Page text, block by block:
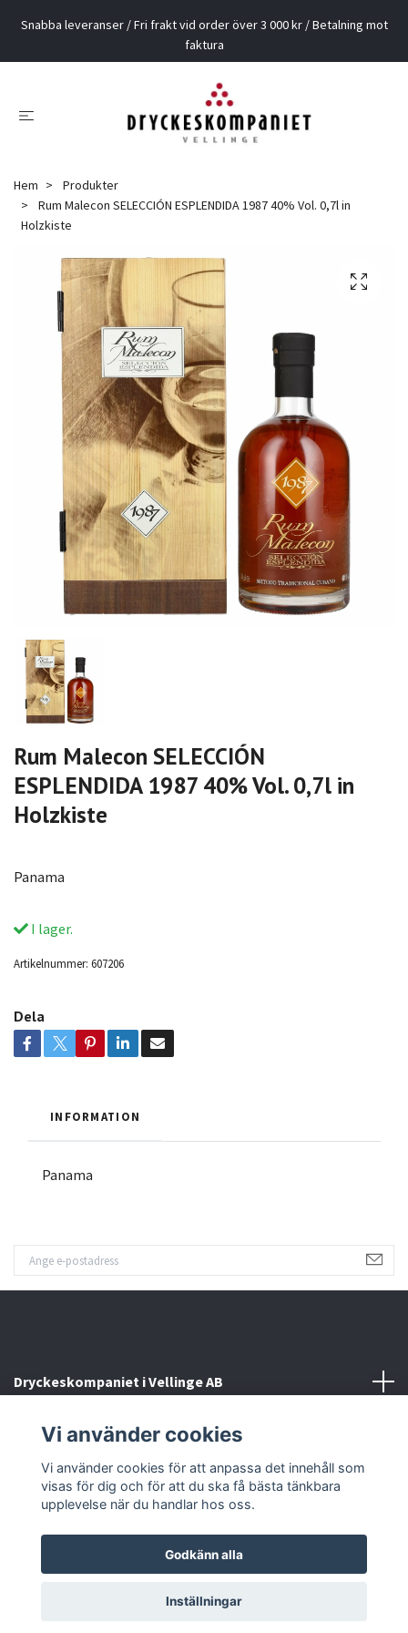
Snabba leveranser / Fri frakt vid order över 3 000 kr / Betalning mot
faktura
Hem
Produkter
Rum Malecon SELECCIÓN ESPLENDIDA 1987 40% Vol. 0,7l in
Holzkiste
Rum Malecon SELECCIÓN
ESPLENDIDA 1987 40% Vol. 0,7l in
Holzkiste
Panama
I lager.
Artikelnummer: 607206
Dela
INFORMATION
Panama
Dryckeskompaniet i Vellinge AB
Kontakta oss
Sociala medier
© 2026 Dryckeskompaniet i Vellinge
Vi använder cookies
Vi använder cookies för att anpassa det innehåll som
visas för dig och för att du ska få bästa tänkbara
upplevelse när du handlar hos oss.
Godkänn alla
Inställningar